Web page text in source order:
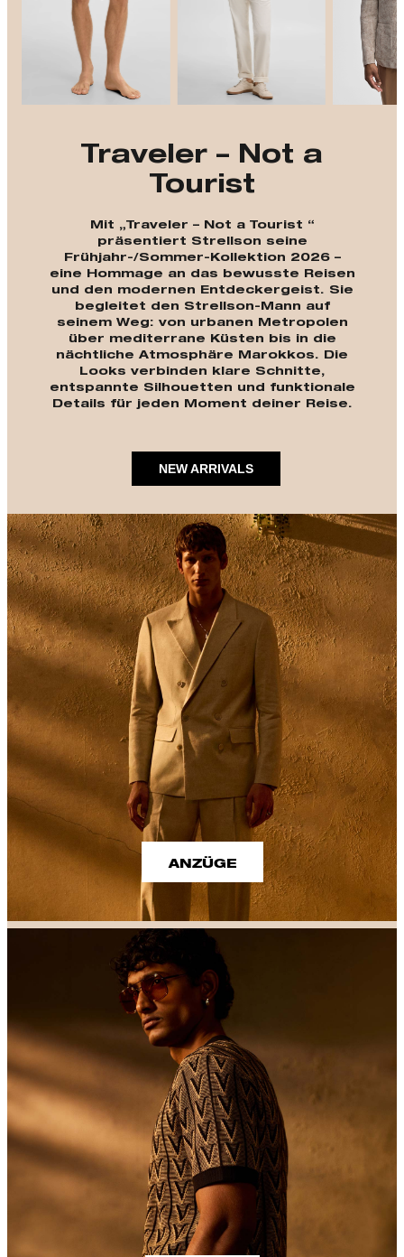
Traveler – Not a
Tourist
Mit „Traveler – Not a Tourist “
präsentiert Strellson seine
Frühjahr-/Sommer-Kollektion 2026 –
eine Hommage an das bewusste Reisen
und den modernen Entdeckergeist. Sie
begleitet den Strellson-Mann auf
seinem Weg: von urbanen Metropolen
über mediterrane Küsten bis in die
nächtliche Atmosphäre Marokkos. Die
Looks verbinden klare Schnitte,
entspannte Silhouetten und funktionale
Details für jeden Moment deiner Reise.
NEW ARRIVALS
ANZÜGE